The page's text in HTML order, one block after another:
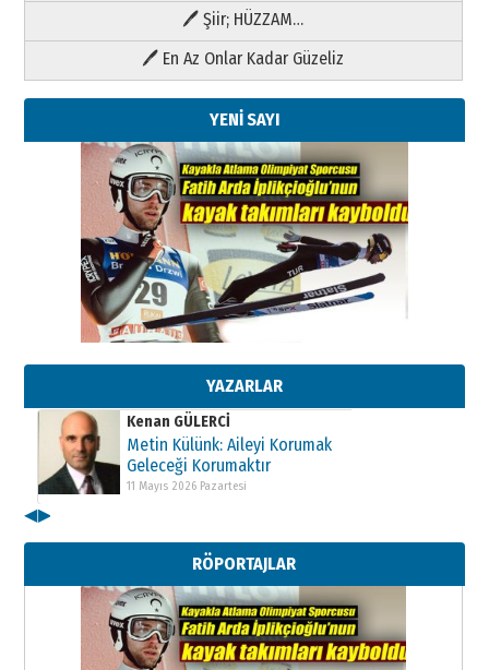
🖊 Şiir; HÜZZAM…
🖊 En Az Onlar Kadar Güzeliz
YENİ SAYI
YAZARLAR
Kenan GÜLERCİ
Metin Külünk: Aileyi Korumak
11 Mayıs 2026 Pazartesi
Kenan GÜLERCİ
Metin Külünk: Aileyi Korumak
Geleceği Korumaktır
11 Mayıs 2026 Pazartesi
Metin Külünk: Aileyi Korumak
Geleceği Korumaktır
11 Mayıs 2026 Pazartesi
◀▶
RÖPORTAJLAR